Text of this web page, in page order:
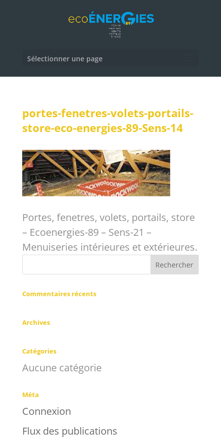
Sélectionner une page
portes-fenetres-volets-portails-
store-eco-energies-89-Sens-14
Portes, fenetres, volets, portails, store
– Ecoenergies-89 – Sens-21 –
Menuiseries intérieures et extérieures.
Commentaires récents
Archives
Catégories
Aucune catégorie
Méta
Connexion
Flux des publications